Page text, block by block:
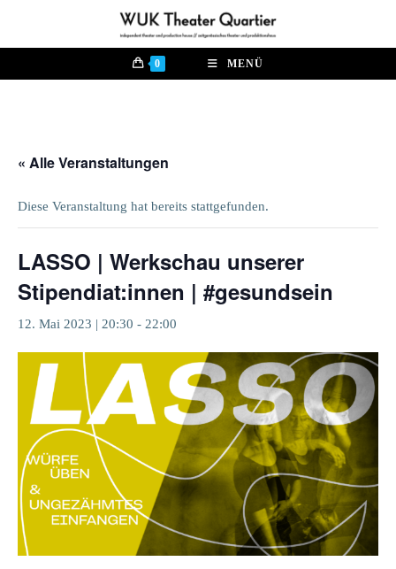
springen
0 MENÜ
« Alle Veranstaltungen
Diese Veranstaltung hat bereits stattgefunden.
LASSO | Werkschau unserer
Stipendiat:innen | #gesundsein
12. Mai 2023 | 20:30 - 22:00